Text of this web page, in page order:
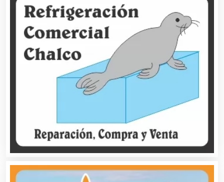
Bares y Cantinas
Basculas
Bebidas
Bordados y Estampados
Boutiques